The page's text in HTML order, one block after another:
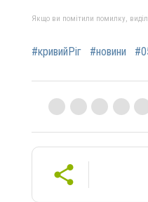
Якщо ви помітили помилку,
#кривийРіг #новини